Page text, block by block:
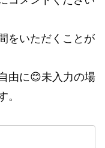
をいただくことが
由に😊未入力の場
。